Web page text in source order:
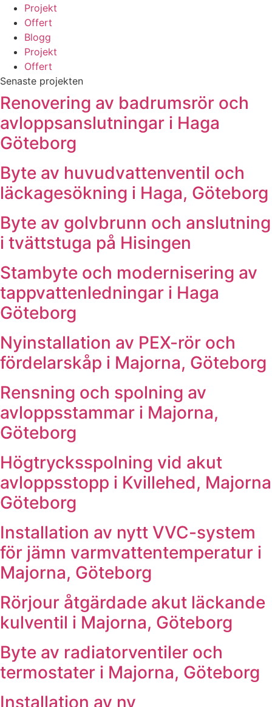
Projekt
Offert
Blogg
Projekt
Offert
Senaste projekten
Renovering av badrumsrör och
avloppsanslutningar i Haga
Göteborg
Byte av huvudvattenventil och
läckagesökning i Haga, Göteborg
Byte av golvbrunn och anslutning
i tvättstuga på Hisingen
Stambyte och modernisering av
tappvattenledningar i Haga
Göteborg
Nyinstallation av PEX-rör och
fördelarskåp i Majorna, Göteborg
Rensning och spolning av
avloppsstammar i Majorna,
Göteborg
Högtrycksspolning vid akut
avloppsstopp i Kvillehed, Majorna
Göteborg
Installation av nytt VVC-system
för jämn varmvattentemperatur i
Majorna, Göteborg
Rörjour åtgärdade akut läckande
kulventil i Majorna, Göteborg
Byte av radiatorventiler och
termostater i Majorna, Göteborg
Installation av ny